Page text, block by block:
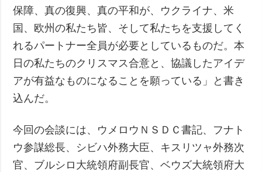
保障、真の復興、真の平和が、ウクライナ、米
国、欧州の私たち皆、そして私たちを支援してく
れるパートナー全員が必要としているものだ。本
日の私たちのクリスマス合意と、協議したアイデ
アが有益なものになることを願っている」と書き
込んだ。
今回の会談には、ウメロウＮＳＤＣ書記、フナト
ウ参謀総長、シビハ外務大臣、キスリツャ外務次
官、ブルシロ大統領府副長官、ベウズ大統領府大